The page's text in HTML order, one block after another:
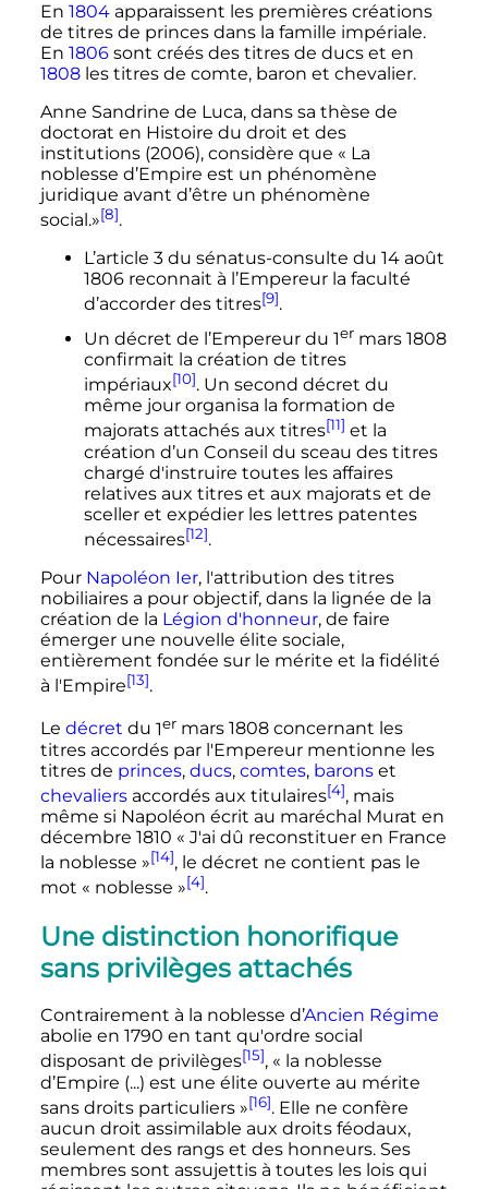
En 1804apparaissent les premières créations
de titres de princes dans la famille impériale.
En 1806sont créés des titres de ducs et en
1808les titres de comte, baron et chevalier.
Anne Sandrine de Luca, dans sa thèse de
doctorat en Histoire du droit et des
institutions (2006), considère que « La
noblesse d’Empire est un phénomène
juridique avant d’être un phénomène
social.»[8].
L’article 3 du sénatus-consulte du 14 août
1806reconnait à l’Empereur la faculté
d’accorder des titres[9].
Un décret de l’Empereur du 1ermars 1808
confirmait la création de titres
impériaux[10]. Un second décret du
même jour organisa la formation de
majorats attachés aux titres[11] et la
création d’un Conseil du sceau des titres
chargé d'instruire toutes les affaires
relatives aux titres et aux majorats et de
sceller et expédier les lettres patentes
nécessaires[12].
Pour Napoléon Ier, l'attribution des titres
nobiliaires a pour objectif, dans la lignée de la
création de la Légion d'honneur, de faire
émerger une nouvelle élite sociale,
entièrement fondée sur le mérite et la fidélité
à l'Empire[13].
Le décret du 1ermars 1808concernant les
titres accordés par l'Empereur mentionne les
titres de princes, ducs, comtes, baronset
chevaliersaccordés aux titulaires[4], mais
même si Napoléon écrit au maréchal Murat en
décembre 1810 « J'ai dû reconstituer en France
la noblesse »[14], le décret ne contient pas le
mot « noblesse »[4].
Une distinction honorifique
sans privilèges attachés
Contrairement à la noblesse d’Ancien Régime
abolie en 1790 en tant qu'ordre social
disposant de privilèges[15], « la noblesse
d’Empire (...) est une élite ouverte au mérite
sans droits particuliers »[16]. Elle ne confère
aucun droit assimilable aux droits féodaux,
seulement des rangs et des honneurs. Ses
membres sont assujettis à toutes les lois qui